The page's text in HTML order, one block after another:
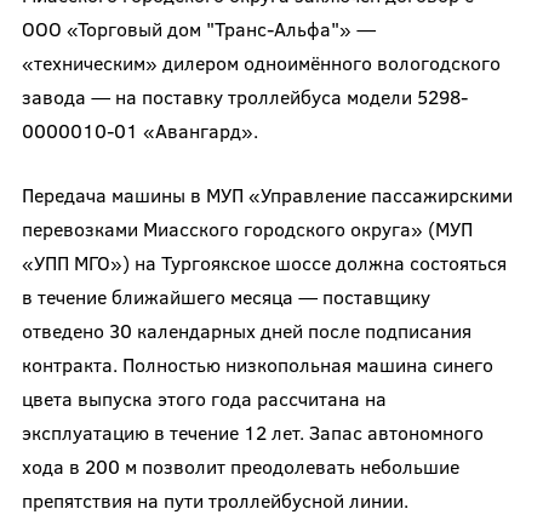
ООО «Торговый дом "Транс-Альфа"» —
«техническим» дилером одноимённого вологодского
завода — на поставку троллейбуса модели 5298-
0000010-01 «Авангард».
Передача машины в МУП «Управление пассажирскими
перевозками Миасского городского округа» (МУП
«УПП МГО») на Тургоякское шоссе должна состояться
в течение ближайшего месяца — поставщику
отведено 30 календарных дней после подписания
контракта. Полностью низкопольная машина синего
цвета выпуска этого года рассчитана на
эксплуатацию в течение 12 лет. Запас автономного
хода в 200 м позволит преодолевать небольшие
препятствия на пути троллейбусной линии.